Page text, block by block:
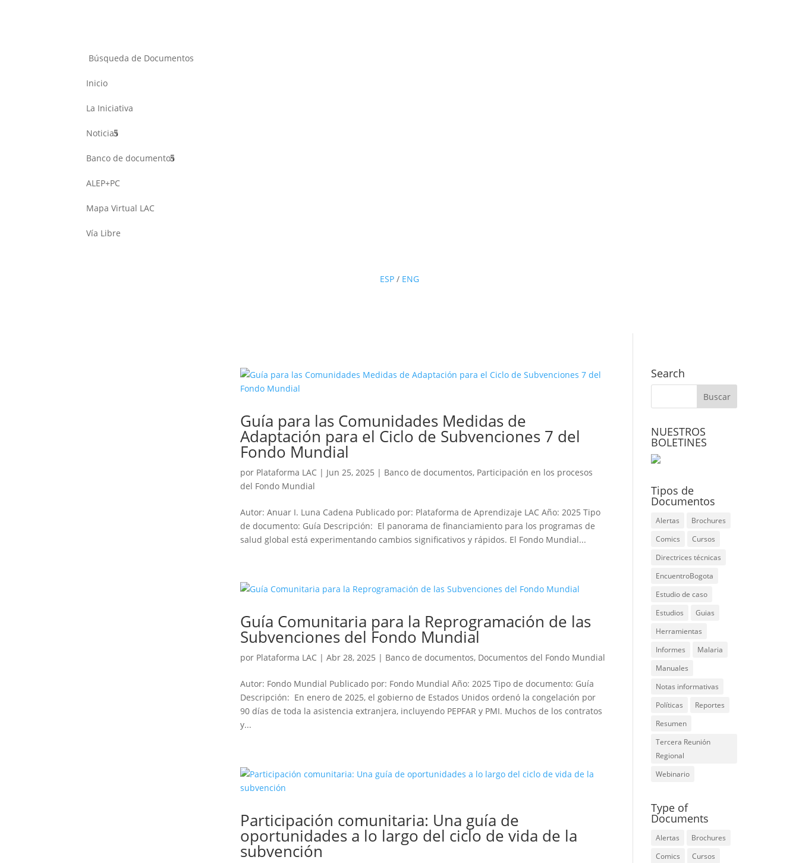
Búsqueda de Documentos
Inicio
La Iniciativa
Noticias
Banco de documentos
ALEP+PC
Mapa Virtual LAC
Vía Libre
ESP / ENG
Guía para las Comunidades Medidas de
Adaptación para el Ciclo de Subvenciones 7 del
Fondo Mundial
por Plataforma LAC | Jun 25, 2025 | Banco de documentos, Participación en los procesos
del Fondo Mundial
Autor: Anuar I. Luna Cadena Publicado por: Plataforma de Aprendizaje LAC Año: 2025 Tipo
de documento: Guía Descripción: El panorama de financiamiento para los programas de
salud global está experimentando cambios significativos y rápidos. El Fondo Mundial...
Guía Comunitaria para la Reprogramación de las
Subvenciones del Fondo Mundial
por Plataforma LAC |Abr 28, 2025 | Banco de documentos, Documentos del Fondo Mundial
Autor: Fondo Mundial Publicado por: Fondo Mundial Año: 2025 Tipo de documento: Guía
Descripción: En enero de 2025, el gobierno de Estados Unidos ordenó la congelación por
90 días de toda la asistencia extranjera, incluyendo PEPFAR y PMI. Muchos de los contratos
y...
Participación comunitaria: Una guía de
oportunidades a lo largo del ciclo de vida de la
subvención
Search
NUESTROS
BOLETINES
Tipos de
Documentos
Alertas
Brochures
Comics
Cursos
Directrices técnicas
EncuentroBogota
Estudio de caso
Estudios
Guias
Herramientas
Informes
Malaria
Manuales
Notas informativas
Políticas
Reportes
Resumen
Tercera Reunión
Regional
Webinario
Type of
Documents
Alertas
Brochures
Comics
Cursos